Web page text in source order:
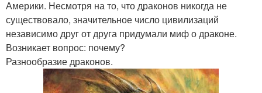
Америки. Несмотря на то, что драконов никогда не
существовало, значительное число цивилизаций
независимо друг от друга придумали миф о драконе.
Возникает вопрос: почему?
Разнообразие драконов.